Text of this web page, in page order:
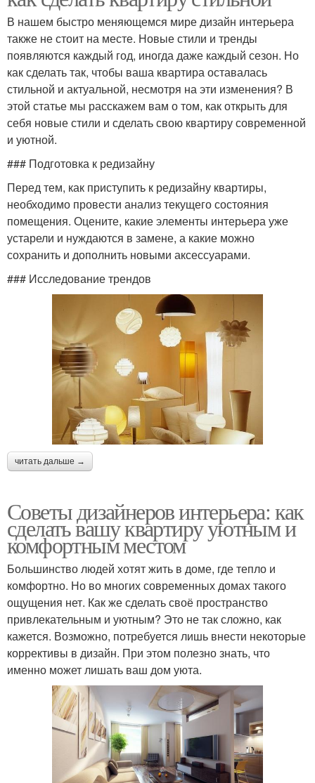
В нашем быстро меняющемся мире дизайн интерьера
также не стоит на месте. Новые стили и тренды
появляются каждый год, иногда даже каждый сезон. Но
как сделать так, чтобы ваша квартира оставалась
стильной и актуальной, несмотря на эти изменения? В
этой статье мы расскажем вам о том, как открыть для
себя новые стили и сделать свою квартиру современной
и уютной.
### Подготовка к редизайну
Перед тем, как приступить к редизайну квартиры,
необходимо провести анализ текущего состояния
помещения. Оцените, какие элементы интерьера уже
устарели и нуждаются в замене, а какие можно
сохранить и дополнить новыми аксессуарами.
### Исследование трендов
читать дальше →
Советы дизайнеров интерьера: как
сделать вашу квартиру уютным и
комфортным местом
Большинство людей хотят жить в доме, где тепло и
комфортно. Но во многих современных домах такого
ощущения нет. Как же сделать своё пространство
привлекательным и уютным? Это не так сложно, как
кажется. Возможно, потребуется лишь внести некоторые
коррективы в дизайн. При этом полезно знать, что
именно может лишать ваш дом уюта.